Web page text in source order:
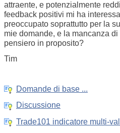
attraente, e potenzialmente
feedback positivi mi ha
preoccupato soprattutto per la
mie domande, e la mancanza
pensiero in proposito?
Tim
Domande di base ...
Discussione
Trade101 indicatore multi-